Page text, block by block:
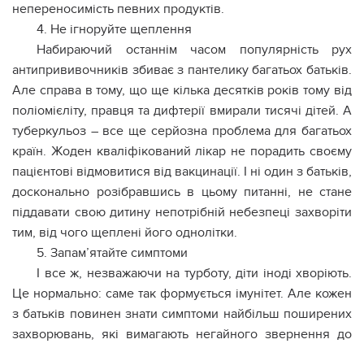
непереносимість певних продуктів.
4. Не ігноруйте щеплення
Набираючий останнім часом популярність рух
антипрививочників збиває з пантелику багатьох батьків.
Але справа в тому, що ще кілька десятків років тому від
поліомієліту, правця та дифтерії вмирали тисячі дітей. А
туберкульоз – все ще серйозна проблема для багатьох
країн. Жоден кваліфікований лікар не порадить своєму
пацієнтові відмовитися від вакцинації. І ні один з батьків,
досконально розібравшись в цьому питанні, не стане
піддавати свою дитину непотрібній небезпеці захворіти
тим, від чого щеплені його однолітки.
5. Запам’ятайте симптоми
І все ж, незважаючи на турботу, діти іноді хворіють.
Це нормально: саме так формується імунітет. Але кожен
з батьків повинен знати симптоми найбільш поширених
захворювань, які вимагають негайного звернення до